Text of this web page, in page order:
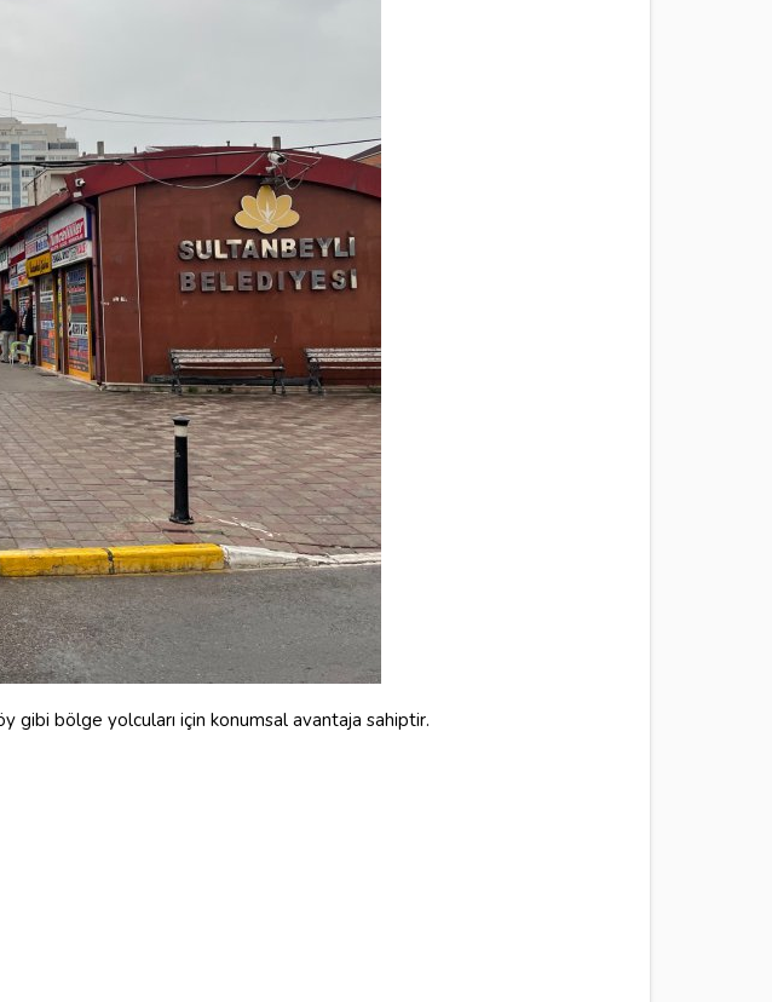
gibi bölge yolcuları için konumsal avantaja sahiptir.